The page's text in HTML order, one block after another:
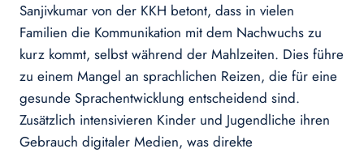
Sanjivkumar von der KKH betont, dass in vielen
Familien die Kommunikation mit dem Nachwuchs zu
kurz kommt, selbst während der Mahlzeiten. Dies führe
zu einem Mangel an sprachlichen Reizen, die für eine
gesunde Sprachentwicklung entscheidend sind.
Zusätzlich intensivieren Kinder und Jugendliche ihren
Gebrauch digitaler Medien, was direkte